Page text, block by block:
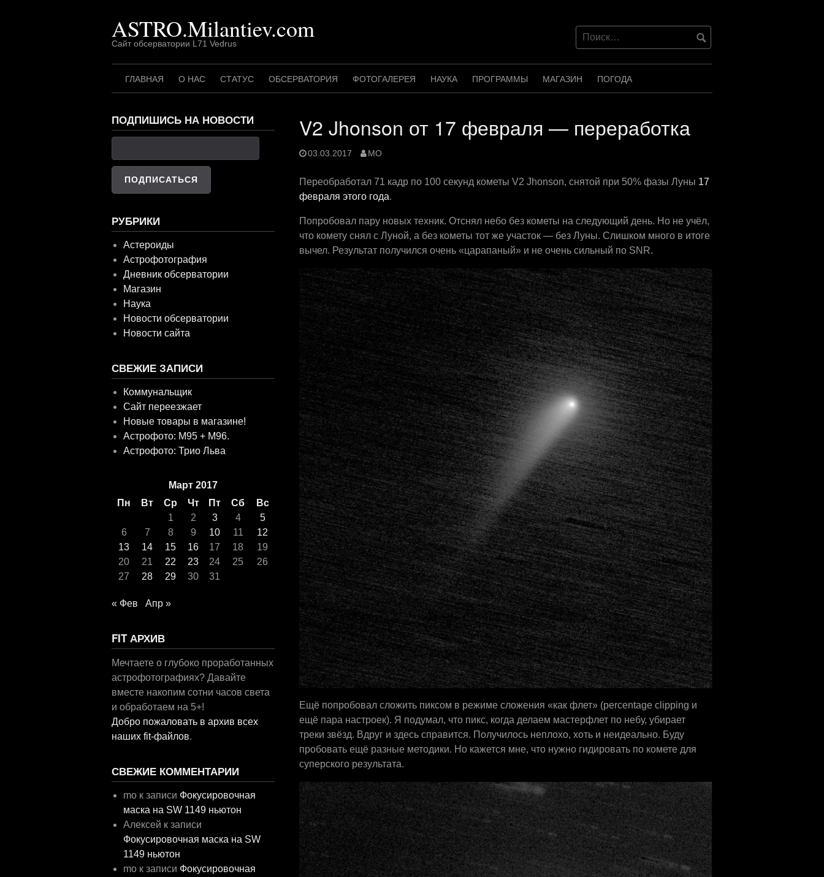
ASTRO.Milantiev.com
Сайт обсерватории L71 Vedrus
ГЛАВНАЯ О НАС СТАТУС ОБСЕРВАТОРИЯ ФОТОГАЛЕРЕЯ НАУКА ПРОГРАММЫ МАГАЗИН ПОГОДА
V2 Jhonson от 17 февраля — переработка
03.03.2017 MO
Переобработал 71 кадр по 100 секунд кометы V2 Jhonson, снятой при 50% фазы Луны 17
февраля этого года.
Попробовал пару новых техник. Отснял небо без кометы на следующий день. Но не учёл,
что комету снял с Луной, а без кометы тот же участок — без Луны. Слишком много в итоге
вычел. Результат получился очень «царапаный» и не очень сильный по SNR.
Ещё попробовал сложить пиксом в режиме сложения «как флет» (percentage clipping и
ещё пара настроек). Я подумал, что пикс, когда делаем мастерфлет по небу, убирает
треки звёзд. Вдруг и здесь справится. Получилось неплохо, хоть и неидеально. Буду
пробовать ещё разные методики. Но кажется мне, что нужно гидировать по комете для
суперского результата.
ПОДПИШИСЬ НА НОВОСТИ
РУБРИКИ
Астероиды
Астрофотография
Дневник обсерватории
Магазин
Наука
Новости обсерватории
Новости сайта
СВЕЖИЕ ЗАПИСИ
Коммунальщик
Сайт переезжает
Новые товары в магазине!
Астрофото: M95 + M96.
Астрофото: Трио Льва
Март 2017
Пн
Вт Ср Чт Пт Сб
Вс
1
2 3 4
5
6
7 8 9 10 11
12
13
14 15 16 17 18
19
20
21 22 23 24 25
26
27
28 29 30 31
« Фев Апр »
FIT АРХИВ
Мечтаете о глубоко проработанных
астрофотографиях? Давайте
вместе накопим сотни часов света
и обработаем на 5+!
Добро пожаловать в архив всех
наших fit-файлов.
СВЕЖИЕ КОММЕНТАРИИ
mo к записи Фокусировочная
маска на SW 1149 ньютон
Алексей к записи
Фокусировочная маска на SW
1149 ньютон
mo к записи Фокусировочная